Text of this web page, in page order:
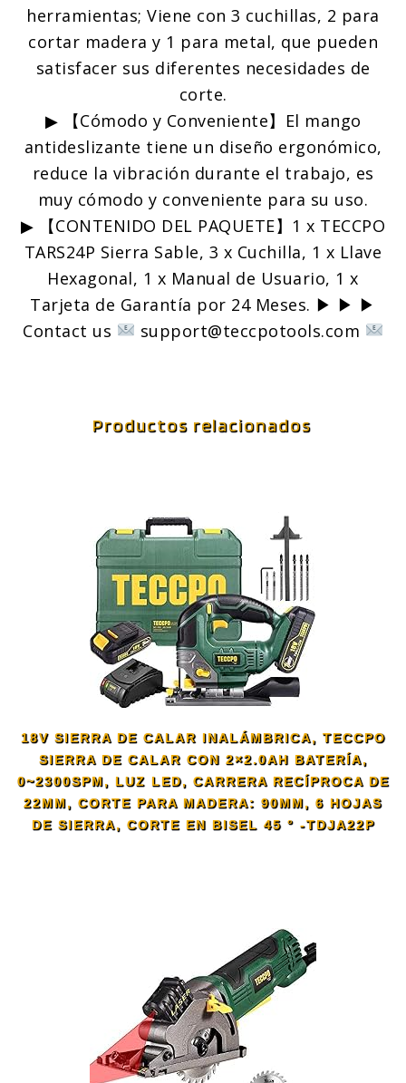
herramientas; Viene con 3 cuchillas, 2 para
cortar madera y 1 para metal, que pueden
satisfacer sus diferentes necesidades de
corte.
▶ 【Cómodo y Conveniente】El mango
antideslizante tiene un diseño ergonómico,
reduce la vibración durante el trabajo, es
muy cómodo y conveniente para su uso.
▶ 【CONTENIDO DEL PAQUETE】1 x TECCPO
TARS24P Sierra Sable, 3 x Cuchilla, 1 x Llave
Hexagonal, 1 x Manual de Usuario, 1 x
Tarjeta de Garantía por 24 Meses. ▶ ▶ ▶
Contact us
support@teccpotools.com
Productos relacionados
18V SIERRA DE CALAR INALÁMBRICA, TECCPO
SIERRA DE CALAR CON 2×2.0AH BATERÍA,
0~2300SPM, LUZ LED, CARRERA RECÍPROCA DE
22MM, CORTE PARA MADERA: 90MM, 6 HOJAS
DE SIERRA, CORTE EN BISEL 45 ° -TDJA22P